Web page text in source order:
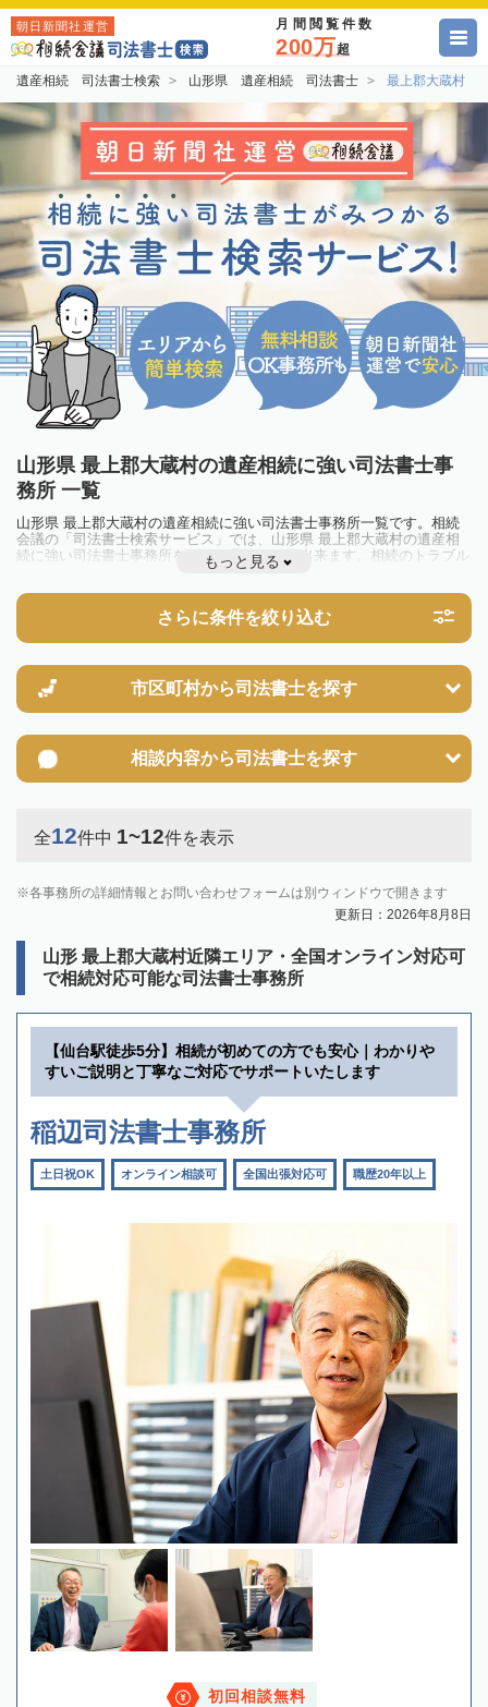
朝日新聞社運営 月間閲覧件数
200万超
遺産相続 司法書士検索 山形県 遺産相続 司法書士 最上郡大蔵村
山形県 最上郡大蔵村の遺産相続に強い司法書士事
務所 一覧
山形県 最上郡大蔵村の遺産相続に強い司法書士事務所一覧です。相続
会議の「司法書士検索サービス」では、山形県 最上郡大蔵村の遺産相
続に強い司法書士事務所を一覧で見ることが出来ます。相続のトラブル
やお悩みを抱えている方は一度近隣の司法書士に相談してみましょう。
もっと見る
さらに条件を絞り込む
市区町村から司法書士を探す
相談内容から司法書士を探す
全12件中 1~12件を表示
各事務所の詳細情報とお問い合わせフォームは別ウィンドウで開きます
更新日：2026年8月8日
山形 最上郡大蔵村近隣エリア・全国オンライン対応可
で相続対応可能な司法書士事務所
【仙台駅徒歩5分】相続が初めての方でも安心｜わかりや
すいご説明と丁寧なご対応でサポートいたします
稲辺司法書士事務所
土日祝OK オンライン相談可 全国出張対応可 職歴20年以上
初回相談無料